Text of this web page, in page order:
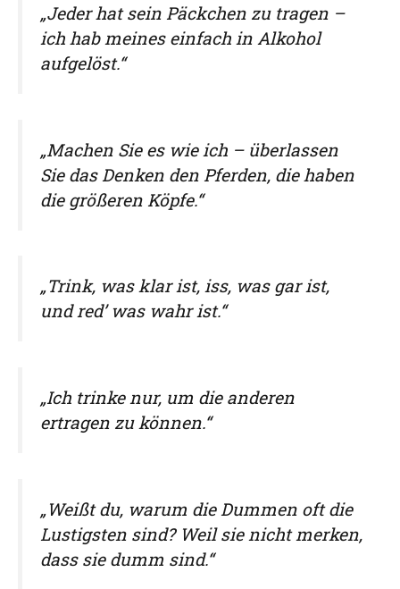
„Jeder hat sein Päckchen zu tragen –
ich hab meines einfach in Alkohol
aufgelöst.“
„Machen Sie es wie ich – überlassen
Sie das Denken den Pferden, die haben
die größeren Köpfe.“
„Trink, was klar ist, iss, was gar ist,
und red’ was wahr ist.“
„Ich trinke nur, um die anderen
ertragen zu können.“
„Weißt du, warum die Dummen oft die
Lustigsten sind? Weil sie nicht merken,
dass sie dumm sind.“